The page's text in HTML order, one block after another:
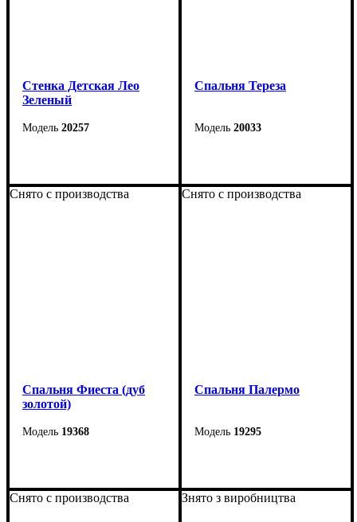
Стенка Детская Лео
Зеленый
20257
Cпальня Тереза
20033
Снято с производства
Спальня Фиеста (дуб
золотой)
19368
Снято с производства
Спальня Палермо
19295
Снято с производства Знято з виробництва